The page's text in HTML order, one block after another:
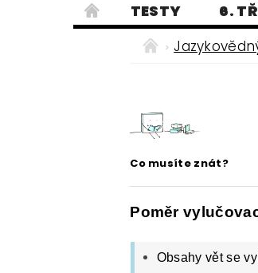
TESTY 6.
PRAVOPIS
ČEŠTINA PRO
ČESKÝ JAZYK PRO
O NAŠICH
Co musíte znát?
Poměr
Obsahy vět se